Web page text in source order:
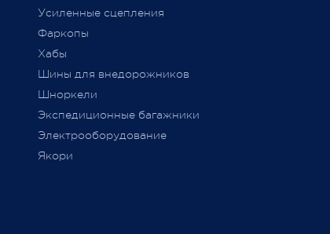
Усиленные сцепления
Фаркопы
Хабы
Шины для внедорожников
Шноркели
Экспедиционные багажники
Электрооборудование
Якори